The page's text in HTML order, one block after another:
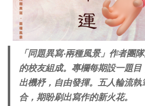
新亞影集
影片庫
New Asianships
「同題異寫‧兩種風景」作者團
的校友組成。專欄每期設一題
出機杼，自由發揮。五人輪流
合，期盼刷出寫作的新火花。